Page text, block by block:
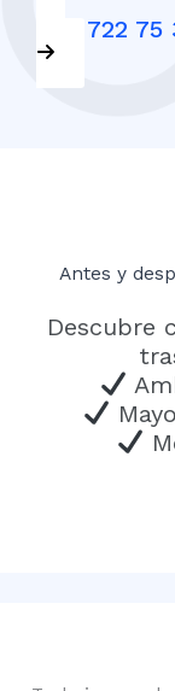
+34 722
Antes y
Descubre